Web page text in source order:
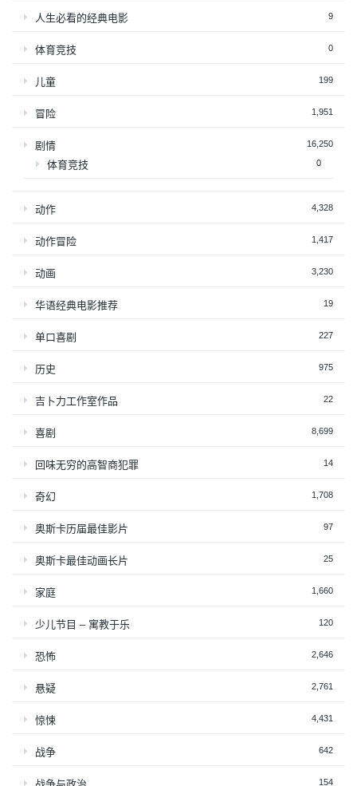
人生必看的经典电影 9
体育竞技 0
儿童 199
冒险 1,951
剧情 16,250
体育竞技 0
动作 4,328
动作冒险 1,417
动画 3,230
华语经典电影推荐 19
单口喜剧 227
历史 975
吉卜力工作室作品 22
喜剧 8,699
回味无穷的高智商犯罪 14
奇幻 1,708
奥斯卡历届最佳影片 97
奥斯卡最佳动画长片 25
家庭 1,660
少儿节目 – 寓教于乐 120
恐怖 2,646
悬疑 2,761
惊悚 4,431
战争 642
154